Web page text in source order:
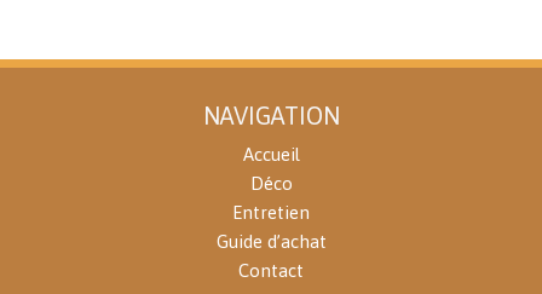
NAVIGATION
Accueil
Déco
Entretien
Guide d’achat
Contact